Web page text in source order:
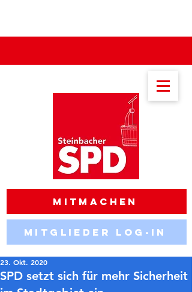
Mitglieder Log-in
Mitmachen
SPD setzt sich für mehr Sicherheit
23. Okt. 2020